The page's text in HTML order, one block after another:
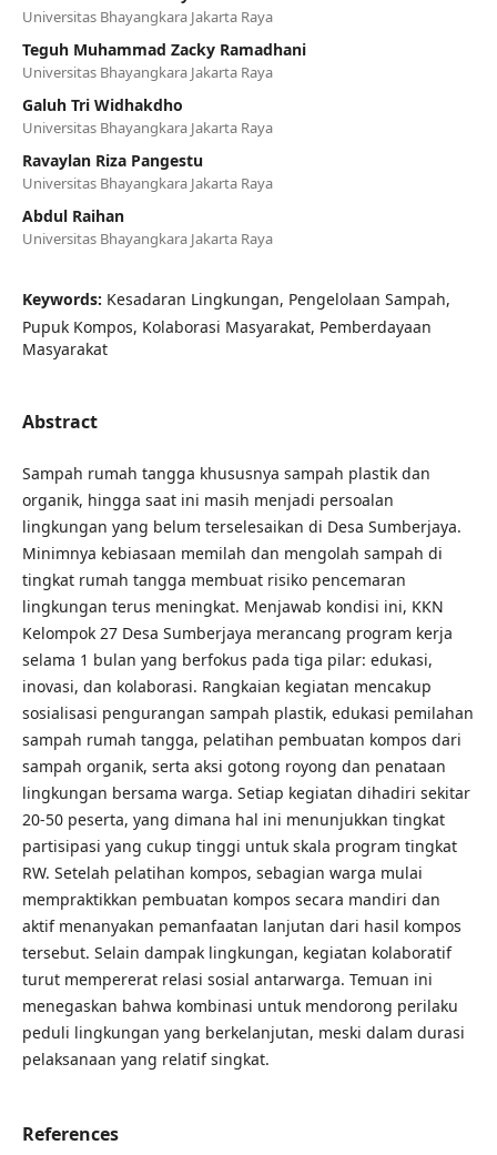
Universitas Bhayangkara Jakarta Raya
Teguh Muhammad Zacky Ramadhani
Universitas Bhayangkara Jakarta Raya
Galuh Tri Widhakdho
Universitas Bhayangkara Jakarta Raya
Ravaylan Riza Pangestu
Universitas Bhayangkara Jakarta Raya
Abdul Raihan
Universitas Bhayangkara Jakarta Raya
Keywords: Kesadaran Lingkungan, Pengelolaan Sampah,
Pupuk Kompos, Kolaborasi Masyarakat, Pemberdayaan
Masyarakat
Abstract
Sampah rumah tangga khususnya sampah plastik dan
organik, hingga saat ini masih menjadi persoalan
lingkungan yang belum terselesaikan di Desa Sumberjaya.
Minimnya kebiasaan memilah dan mengolah sampah di
tingkat rumah tangga membuat risiko pencemaran
lingkungan terus meningkat. Menjawab kondisi ini, KKN
Kelompok 27 Desa Sumberjaya merancang program kerja
selama 1 bulan yang berfokus pada tiga pilar: edukasi,
inovasi, dan kolaborasi. Rangkaian kegiatan mencakup
sosialisasi pengurangan sampah plastik, edukasi pemilahan
sampah rumah tangga, pelatihan pembuatan kompos dari
sampah organik, serta aksi gotong royong dan penataan
lingkungan bersama warga. Setiap kegiatan dihadiri sekitar
20-50 peserta, yang dimana hal ini menunjukkan tingkat
partisipasi yang cukup tinggi untuk skala program tingkat
RW. Setelah pelatihan kompos, sebagian warga mulai
mempraktikkan pembuatan kompos secara mandiri dan
aktif menanyakan pemanfaatan lanjutan dari hasil kompos
tersebut. Selain dampak lingkungan, kegiatan kolaboratif
turut mempererat relasi sosial antarwarga. Temuan ini
menegaskan bahwa kombinasi untuk mendorong perilaku
peduli lingkungan yang berkelanjutan, meski dalam durasi
pelaksanaan yang relatif singkat.
References